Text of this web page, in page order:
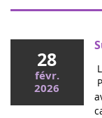
28
févr.
2026